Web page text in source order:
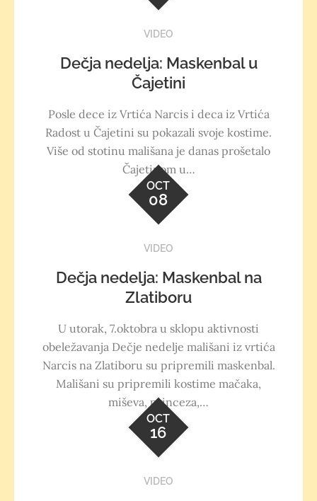
VIDEO
Dečja nedelja: Maskenbal u
Čajetini
Posle dece iz Vrtića Narcis i deca iz Vrtića
Radost u Čajetini su pokazali svoje kostime.
Više od stotinu mališana je danas prošetalo
Čajetinom u…
OCT
08
VIDEO
Dečja nedelja: Maskenbal na
Zlatiboru
U utorak, 7.oktobra u sklopu aktivnosti
obeležavanja Dečje nedelje mališani iz vrtića
Narcis na Zlatiboru su pripremili maskenbal.
Mališani su pripremili kostime mačaka,
miševa, princeza,…
OCT
16
VIDEO